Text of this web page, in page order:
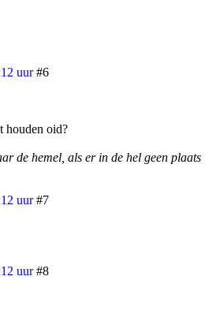
uur #6
houden oid?
de hemel, als er in de hel geen plaats
uur #7
uur #8